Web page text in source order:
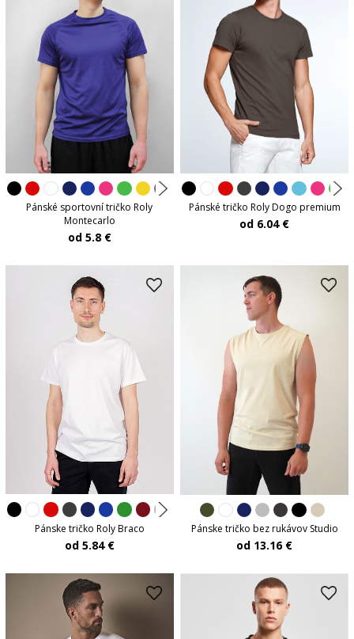
Pánské sportovní tričko Roly
Montecarlo
od 5.8 €
Pánské tričko Roly Dogo premium
od 6.04 €
Pánske tričko Roly Braco
od 5.84 €
Pánske tričko bez rukávov Studio
od 13.16 €